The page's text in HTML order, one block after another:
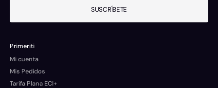
SUSCRÍBETE
Primeriti
Mi cuenta
Mis Pedidos
Tarifa Plana ECI+